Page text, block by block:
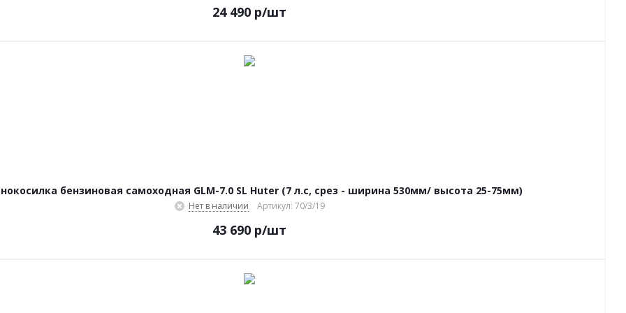
24 490 р/шт
бензиновая самоходная GLM-7.0 SL Huter (7 л.с, срез - ширина 530мм/ высота 25-75мм)
Нет в наличии Артикул: 70/3/19
43 690 р/шт